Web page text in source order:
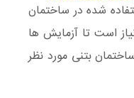
شده در ساختمان
است تا آزمایش ها
بتنی مورد نظر